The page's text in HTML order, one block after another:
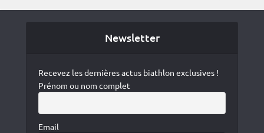
Newsletter
Recevez les dernières actus biathlon exclusives !
Prénom ou nom complet
Email